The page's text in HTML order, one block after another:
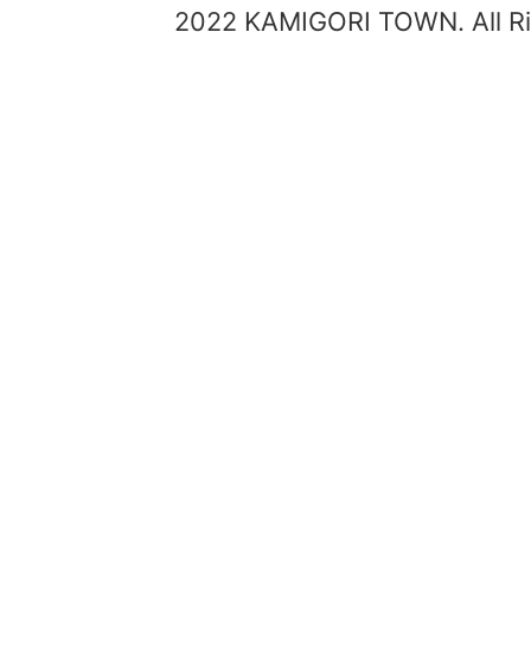
2022 KAMIGORI TOWN. All